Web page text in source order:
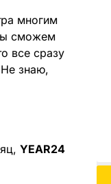
многим
сможем
все сразу
знаю,
YEAR24